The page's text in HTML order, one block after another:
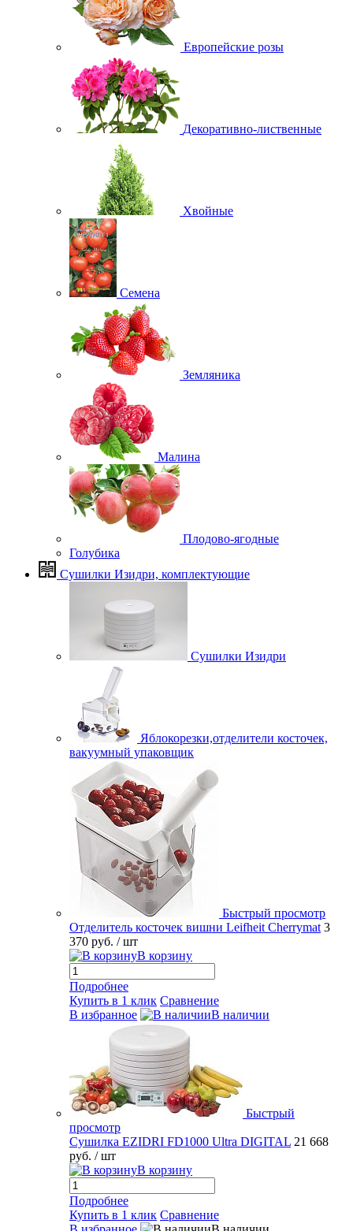
Европейские розы
Декоративно-лиственные
Хвойные
Семена
Земляника
Малина
Плодово-ягодные
Голубика
Сушилки Изидри, комплектующие
Сушилки Изидри
Яблокорезки,отделители косточек,
вакуумный упаковщик
Быстрый просмотр
Отделитель косточек вишни Leifheit Cherrymat 3
370 руб. / шт
В корзину
Подробнее
Купить в 1 клик Сравнение
В избранное
В наличии
Быстрый
просмотр
Сушилка EZIDRI FD1000 Ultra DIGITAL 21 668
руб. / шт
В корзину
Подробнее
Купить в 1 клик Сравнение